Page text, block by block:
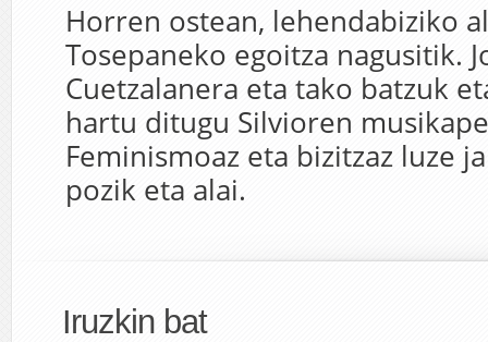
Horren ostean, lehendabiziko
Tosepaneko egoitza nagusitik.
Cuetzalanera eta tako batzuk
hartu ditugu Silvioren
Feminismoaz eta bizitzaz luze
pozik eta alai.
Iruzkin bat